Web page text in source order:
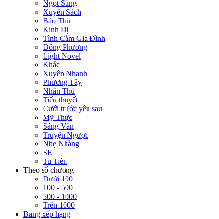
Ngọt Sủng
Xuyên Sách
Báo Thù
Kinh Dị
Tình Cảm Gia Đình
Đông Phương
Light Novel
Khác
Xuyên Nhanh
Phương Tây
Nhân Thú
Tiểu thuyết
Cưới trước yêu sau
Mỹ Thực
Sảng Văn
Truyện Ngược
Nhẹ Nhàng
SE
Tu Tiên
Theo số chương
Dưới 100
100 - 500
500 - 1000
Trên 1000
Bảng xếp hạng